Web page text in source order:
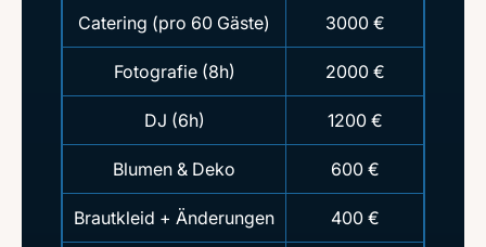
Catering (pro 60 Gäste) 3000 €
Fotografie (8h) 2000 €
DJ (6h) 1200 €
Blumen & Deko 600 €
Brautkleid + Änderungen 400 €